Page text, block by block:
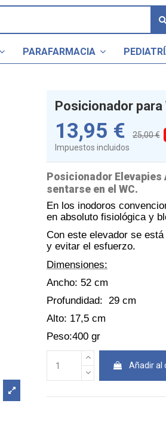
PARAFARMACIA
Posicionador para
13,95 € 25,00 €
Impuestos incluidos
Posicionador Elevapies
sentarse en el WC.
En los inodoros
en absoluto fisiológica y
Con este elevador se
y evitar el esfuerzo.
Dimensiones:
Ancho: 52 cm
Profundidad: 29 cm
Alto: 17,5 cm
Peso:400 gr
Añadir al